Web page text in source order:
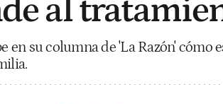
al
en su columna de 'La Razón' cómo